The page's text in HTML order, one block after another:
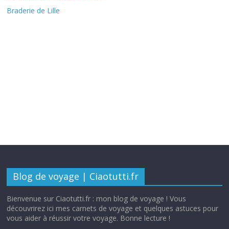
Braderie de Lille
Blog de voyage | Ciaotutti.fr
Bienvenue sur Ciaotutti.fr : mon blog de voyage ! Vous
découvrirez ici mes carnets de voyage et quelques astuces pour
vous aider à réussir votre voyage. Bonne lecture !